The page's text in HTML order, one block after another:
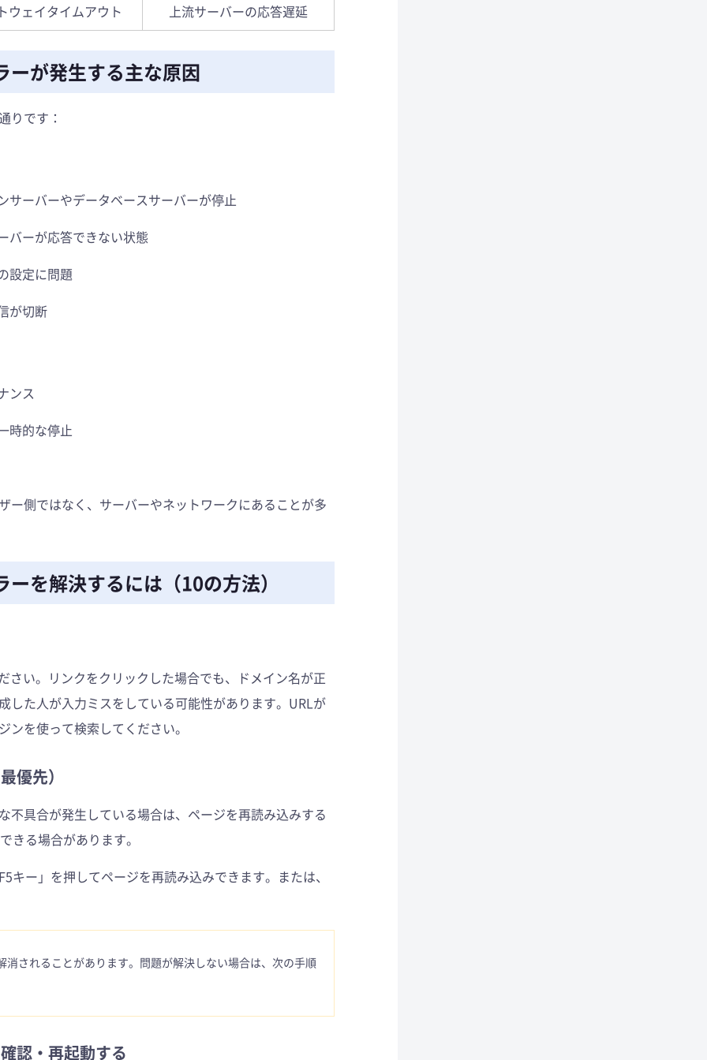
ウェイタイムアウト 上流サーバーの応答遅延
が発生する主な原因
りです：
サーバーやデータベースサーバーが停止
バーが応答できない状態
設定に問題
が切断
ンス
時的な停止
ー側ではなく、サーバーやネットワークにあることが多
を解決するには（10の方法）
さい。リンクをクリックした場合でも、ドメイン名が正
した人が入力ミスをしている可能性があります。URLが
を使って検索してください。
優先）
不具合が発生している場合は、ページを再読み込みする
きる場合があります。
ー」を押してページを再読み込みできます。または、
されることがあります。問題が解決しない場合は、次の手順
認・再起動する